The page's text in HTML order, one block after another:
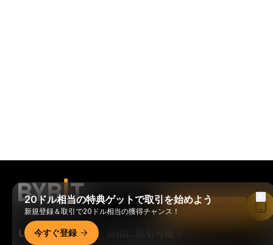
いつでもどこでも、自由に取引可能！
20ドル相当の特典ゲットで取引を始めよう
新規登録＆取引で20ドル相当の獲得チャンス！
今すぐ登録
Bybitアプリで読む